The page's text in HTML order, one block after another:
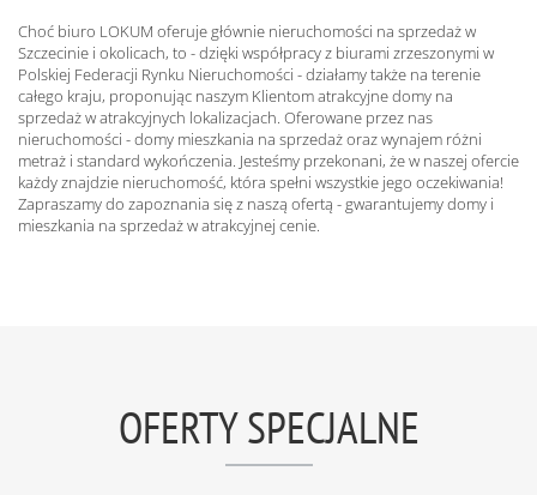
Choć biuro LOKUM oferuje głównie nieruchomości na sprzedaż w
Szczecinie i okolicach, to - dzięki współpracy z biurami zrzeszonymi w
Polskiej Federacji Rynku Nieruchomości - działamy także na terenie
całego kraju, proponując naszym Klientom atrakcyjne domy na
sprzedaż w atrakcyjnych lokalizacjach. Oferowane przez nas
nieruchomości - domy mieszkania na sprzedaż oraz wynajem różni
metraż i standard wykończenia. Jesteśmy przekonani, że w naszej ofercie
każdy znajdzie nieruchomość, która spełni wszystkie jego oczekiwania!
Zapraszamy do zapoznania się z naszą ofertą - gwarantujemy domy i
mieszkania na sprzedaż w atrakcyjnej cenie.
OFERTY SPECJALNE